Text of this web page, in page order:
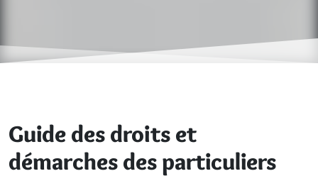
Guide des droits et
démarches des particuliers